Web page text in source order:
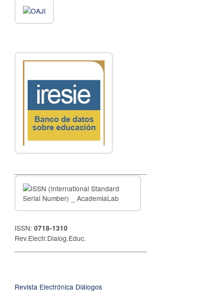
ISSN: 0718-1310
Rev.Electr.Dialog.Educ.
Revista Electrónica Diálogos